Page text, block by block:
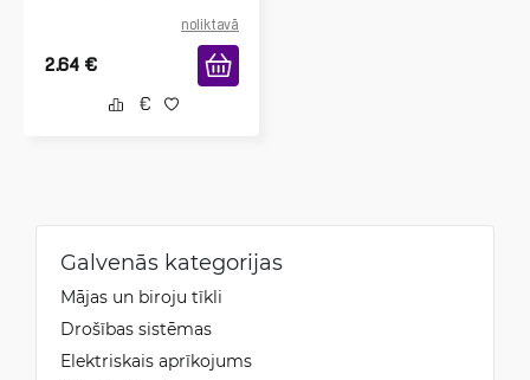
noliktavā
2.64 €
Galvenās kategorijas
Mājas un biroju tīkli
Drošības sistēmas
Elektriskais aprīkojums